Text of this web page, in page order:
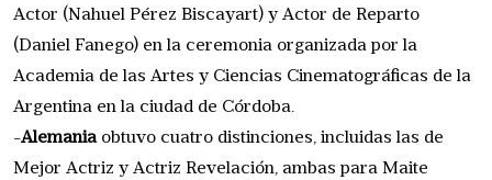
Actor (Nahuel Pérez Biscayart) y Actor de Reparto
(Daniel Fanego) en la ceremonia organizada por la
Academia de las Artes y Ciencias Cinematográficas de la
Argentina en la ciudad de Córdoba.
-Alemaniaobtuvo cuatro distinciones, incluidas las de
Mejor Actriz y Actriz Revelación, ambas para Maite